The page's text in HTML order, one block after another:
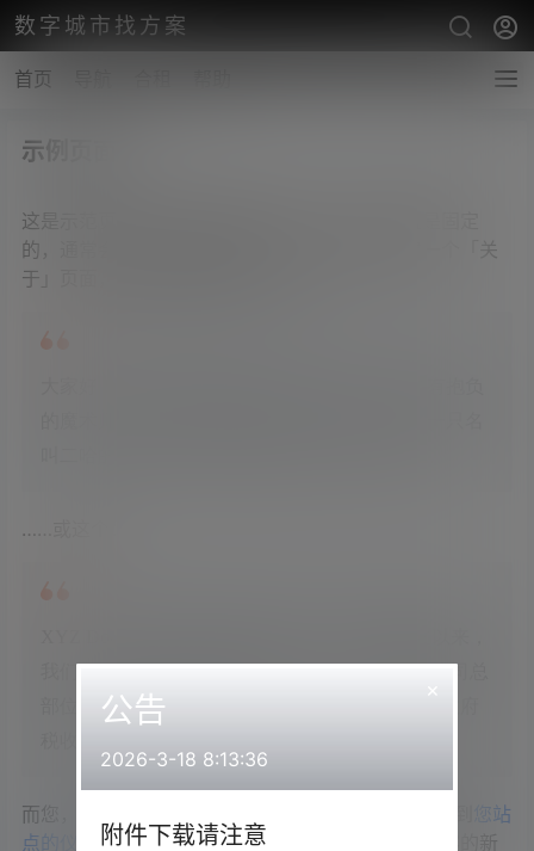
数字城市找方案
首页
示例页面
这是示范页面。页面和博客文章不同，它的位置是固定
的，通常会在站点导航栏显示。很多用户都创建一个「关
于」页面，向访客介绍自己。例如：
……或这个：
我们一直向社会贡献着优秀 doohickies。我们的公司总
部位于天朝魔都，有着超过两千名员工，对魔都政府
而您，作为一位 WordPress 新用户，我们建议您转到
您站
点的仪表盘，删除本页面，然后创建包含您自己内容的新
×
公告
2026-3-18 8:13:36
附件下载请注意